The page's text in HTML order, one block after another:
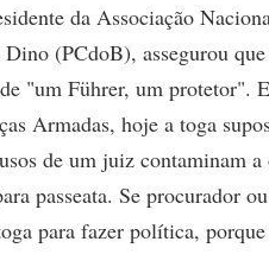
da Associação
(PCdoB), assegurou
"um Führer, um protetor".
Armadas, hoje a toga
de um juiz contaminam
passeata. Se procurador
para fazer política,